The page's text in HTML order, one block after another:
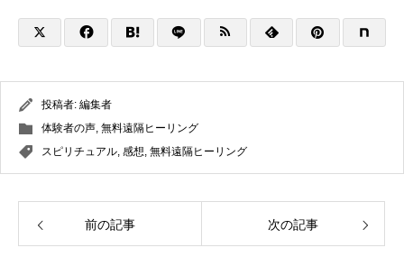
投稿者: 編集者
体験者の声, 無料遠隔ヒーリング
スピリチュアル, 感想, 無料遠隔ヒーリング
前の記事 次の記事